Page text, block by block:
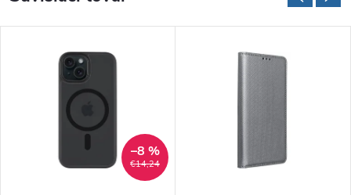
€14,24
–8 %